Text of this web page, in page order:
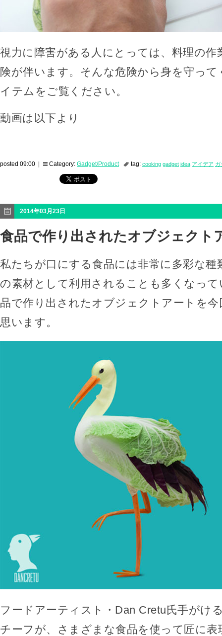
視力に障害がある人にとっては、料理の作
険が伴います。そんな危険から身を守っ
イテムをご覧ください。
動画は以下より
posted 09:00 | Category: Gadget/Product tag: cooking gadget idea アイデア ガ
2014年03月23日
食品で作り出されたオブジェクト
私たちが口にする食品には非常に多彩な種
の素材として利用されることも多くなっ
品で作り出されたオブジェクトアートを
思います。
フードアーティスト・Dan Cretu氏手がけ
チーフが、さまざまな食品を使って匠に